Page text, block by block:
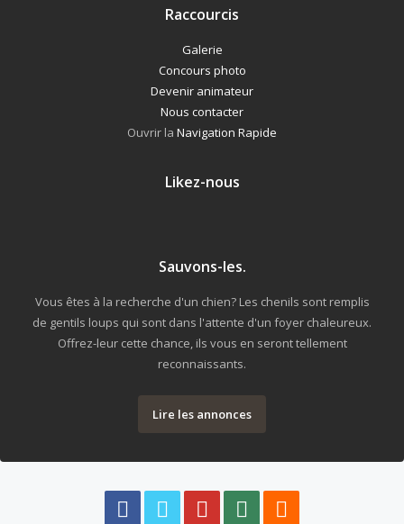
Raccourcis
Galerie
Concours photo
Devenir animateur
Nous contacter
Ouvrir la Navigation Rapide
Likez-nous
Sauvons-les.
Vous êtes à la recherche d'un chien? Les chenils sont remplis
de gentils loups qui sont dans l'attente d'un foyer chaleureux.
Offrez-leur cette chance, ils vous en seront tellement
reconnaissants.
Lire les annonces